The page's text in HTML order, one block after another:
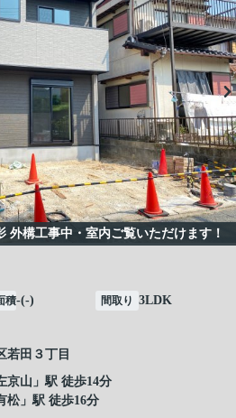
外構工事中・室内ご覧いただけます！
積-(-) 間取り 3LDK
若田 ３丁目
京山 」駅 徒歩14分
松」駅 徒歩16分